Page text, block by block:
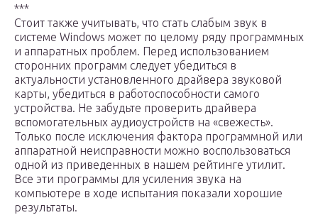
***
Стоит также учитывать, что стать слабым звук в
системе Windows может по целому ряду программных
и аппаратных проблем. Перед использованием
сторонних программ следует убедиться в
актуальности установленного драйвера звуковой
карты, убедиться в работоспособности самого
устройства. Не забудьте проверить драйвера
вспомогательных аудиоустройств на «свежесть».
Только после исключения фактора программной или
аппаратной неисправности можно воспользоваться
одной из приведенных в нашем рейтинге утилит.
Все эти программы для усиления звука на
компьютере в ходе испытания показали хорошие
результаты.